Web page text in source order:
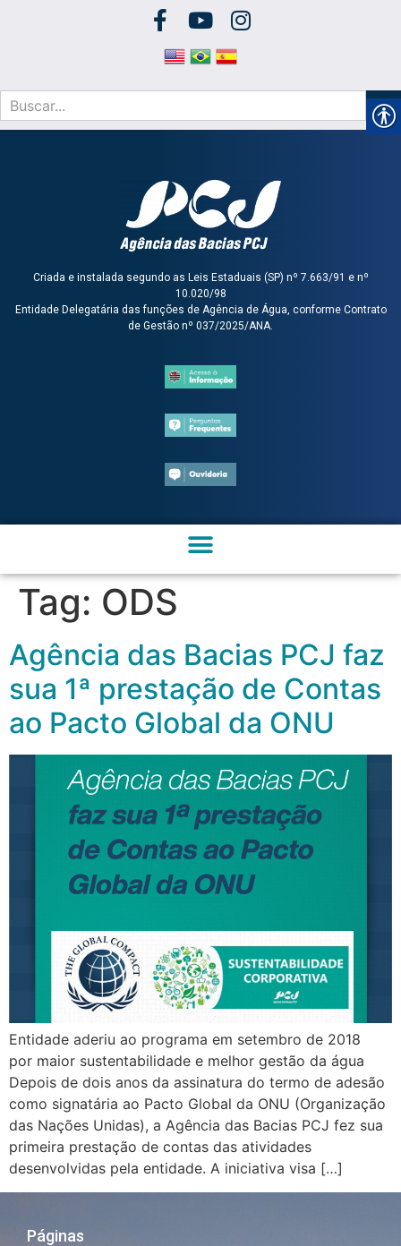
Criada e instalada segundo as Leis Estaduais (SP) nº 7.663/91 e nº
10.020/98
Entidade Delegatária das funções de Agência de Água, conforme Contrato
de Gestão nº 037/2025/ANA.
Tag: ODS
Agência das Bacias PCJ faz
sua 1ª prestação de Contas
ao Pacto Global da ONU
Entidade aderiu ao programa em setembro de 2018
por maior sustentabilidade e melhor gestão da água
Depois de dois anos da assinatura do termo de adesão
como signatária ao Pacto Global da ONU (Organização
das Nações Unidas), a Agência das Bacias PCJ fez sua
primeira prestação de contas das atividades
desenvolvidas pela entidade. A iniciativa visa […]
Páginas